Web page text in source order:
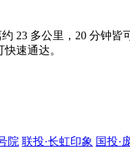
多公里，20 分钟皆
速通达。
院 联投·长虹印象 国投·